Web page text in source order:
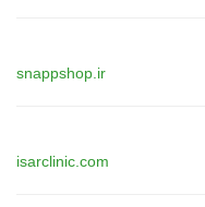
snappshop.ir
isarclinic.com